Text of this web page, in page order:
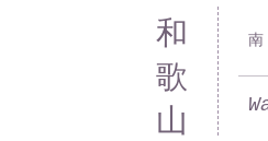
​和
歌
山